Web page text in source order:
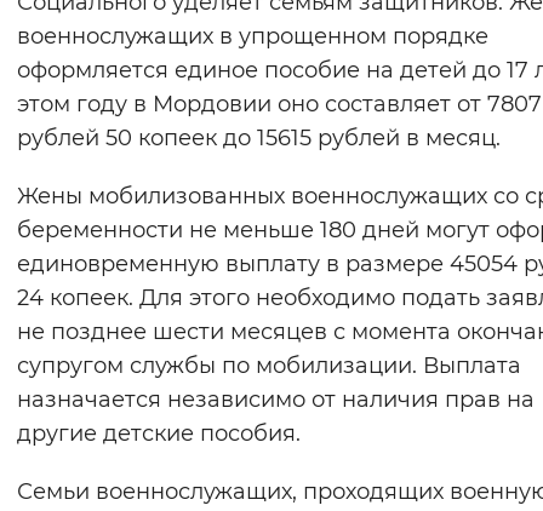
военнослужащих в упрощенном порядке
оформляется единое пособие на детей до 17
этом году в Мордовии оно составляет от 7807
рублей 50 копеек до 15615 рублей в месяц.
Жены мобилизованных военнослужащих со
беременности не меньше 180 дней могут
единовременную выплату в размере 45054
24 копеек. Для этого необходимо подать
не позднее шести месяцев с момента
супругом службы по мобилизации. Выплата
назначается независимо от наличия прав на
другие детские пособия.
Семьи военнослужащих, проходящих